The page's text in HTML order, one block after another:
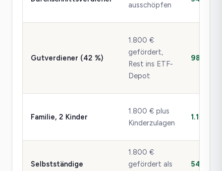
ausschöpfen
Gutverdiener (42 %)
1.800 €
gefördert,
Rest ins ETF-
Depot
983 €
Familie, 2 Kinder
1.800 € plus
Kinderzulagen
1.140 €
Selbstständige
1.800 €
gefördert als
540 €